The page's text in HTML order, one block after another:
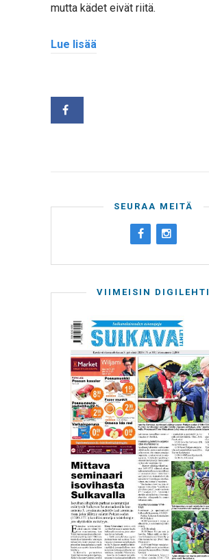
mutta kädet eivät riitä.
Lue lisää
SEURAA MEITÄ
VIIMEISIN DIGILEHTI